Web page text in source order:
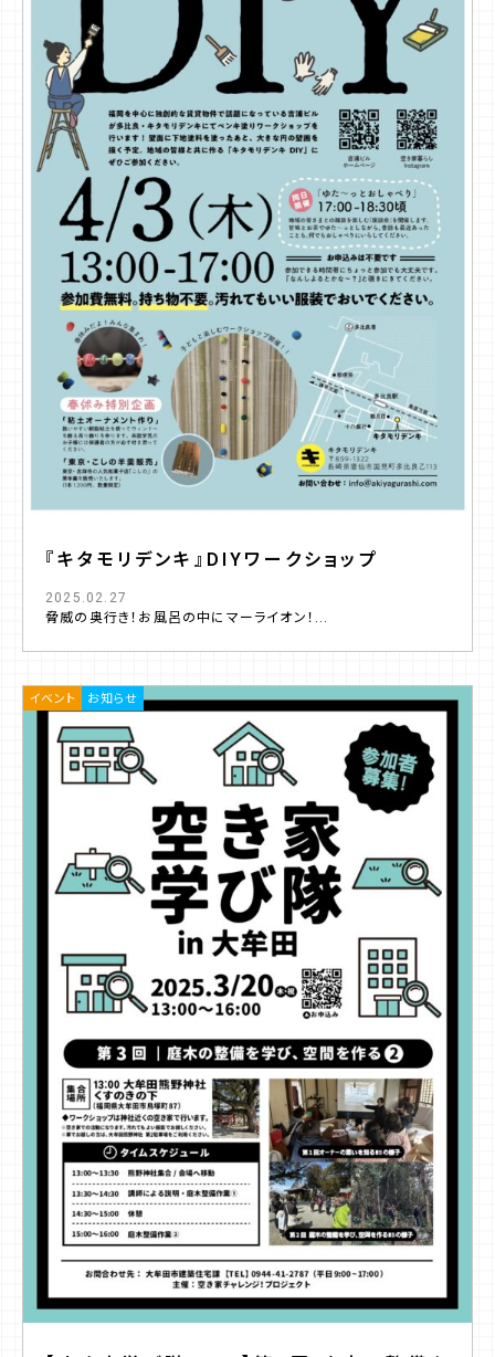
『キタモリデンキ』DIYワークショップ
2025.02.27
脅威の奥行き！お風呂の中にマーライオン！...
イベント お知らせ